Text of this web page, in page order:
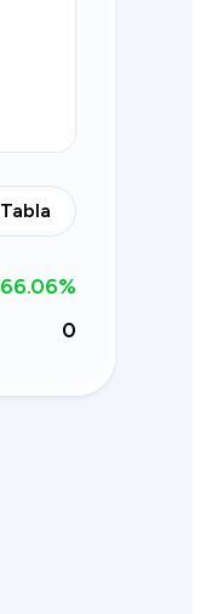
Tabla
66.06%
0